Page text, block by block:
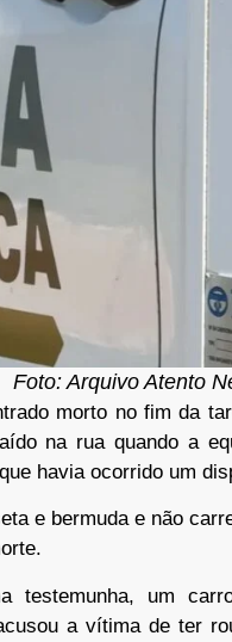
Foto: Arquivo Atento
morto no fim da
na rua quando a
havia ocorrido um
e bermuda e não
testemunha, um
a vítima de ter